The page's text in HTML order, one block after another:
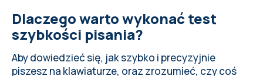
Dlaczego warto wykonać test
szybkości pisania?
Aby dowiedzieć się, jak szybko i precyzyjnie
piszesz na klawiaturze, oraz zrozumieć, czy coś